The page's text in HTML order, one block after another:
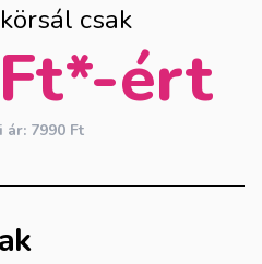
csak
ért
ár: 7990 Ft